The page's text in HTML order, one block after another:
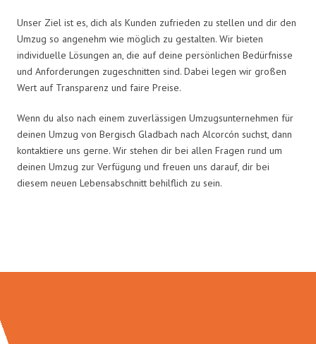
Unser Ziel ist es, dich als Kunden zufrieden zu stellen und dir den
Umzug so angenehm wie möglich zu gestalten. Wir bieten
individuelle Lösungen an, die auf deine persönlichen Bedürfnisse
und Anforderungen zugeschnitten sind. Dabei legen wir großen
Wert auf Transparenz und faire Preise.
Wenn du also nach einem zuverlässigen Umzugsunternehmen für
deinen Umzug von Bergisch Gladbach nach Alcorcón suchst, dann
kontaktiere uns gerne. Wir stehen dir bei allen Fragen rund um
deinen Umzug zur Verfügung und freuen uns darauf, dir bei
diesem neuen Lebensabschnitt behilflich zu sein.